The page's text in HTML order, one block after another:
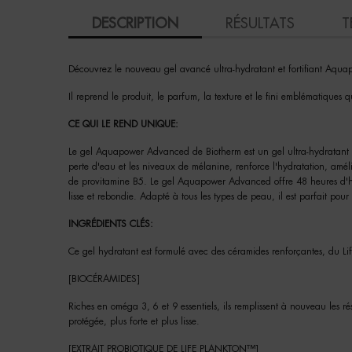
DESCRIPTION RÉSULTATS
Découvrez le nouveau gel avancé ultra-hydratant et fortifiant
Il reprend le produit, le parfum, la texture et le fini emblématiques
CE QUI LE REND UNIQUE:
Le gel Aquapower Advanced de Biotherm est un gel ultra-
perte d'eau et les niveaux de mélanine, renforce l'hydratation,
de provitamine B5. Le gel Aquapower Advanced offre 48 heures
lisse et rebondie. Adapté à tous les types de peau, il est parfait
INGRÉDIENTS CLÉS:
Ce gel hydratant est formulé avec des céramides renforçantes, du
[BIOCÉRAMIDES]
Riches en oméga 3, 6 et 9 essentiels, ils remplissent à nouveau
protégée, plus forte et plus lisse.
[EXTRAIT PROBIOTIQUE DE LIFE PLANKTON™]